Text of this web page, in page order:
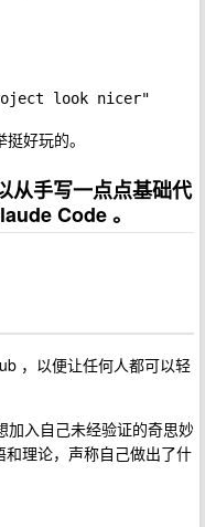
look nicer"
好玩的。
从手写一点点基础代
Code 。
，以便让任何人都可以轻
加入自己未经验证的奇思妙
理论，声称自己做出了什